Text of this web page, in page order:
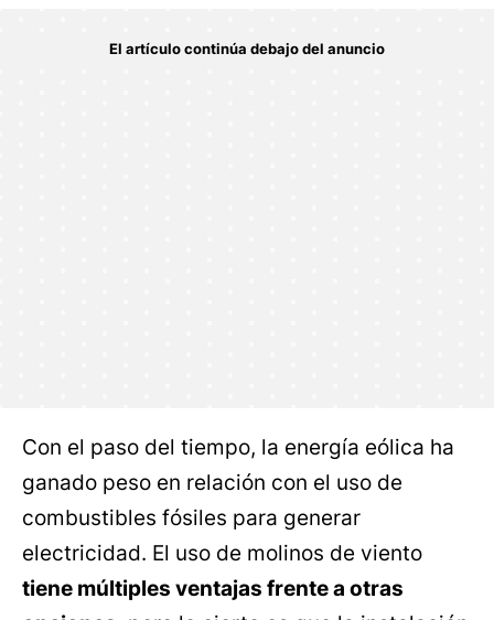
Con el paso del tiempo, la energía eólica ha
ganado peso en relación con el uso de
combustibles fósiles para generar
electricidad. El uso de molinos de viento
tiene múltiples ventajas frente a otras